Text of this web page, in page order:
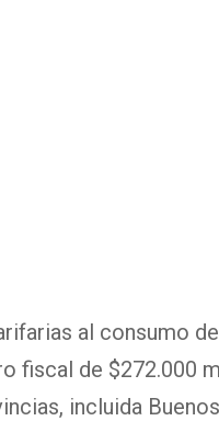
al consumo
fiscal de $272.000
incluida